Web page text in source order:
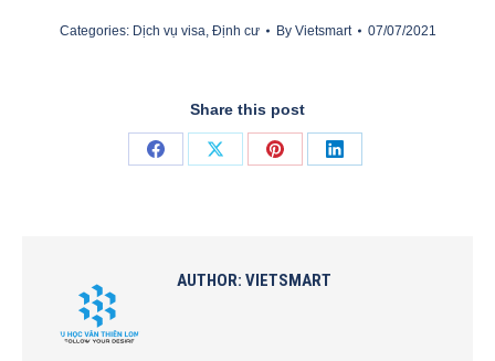
Categories: Dịch vụ visa, Định cư By Vietsmart 07/07/2021
Share this post
Share
Share
Share
Share
AUTHOR: VIETSMART